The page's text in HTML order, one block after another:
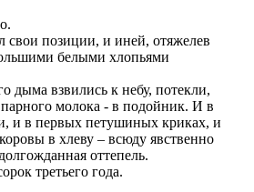
свои позиции, и иней, отяжелев
белыми хлопьями
дыма взвились к небу, потекли,
молока - в подойник. И в
и в первых петушиных криках, и
в хлеву – всюду явственно
оттепель.
третьего года.